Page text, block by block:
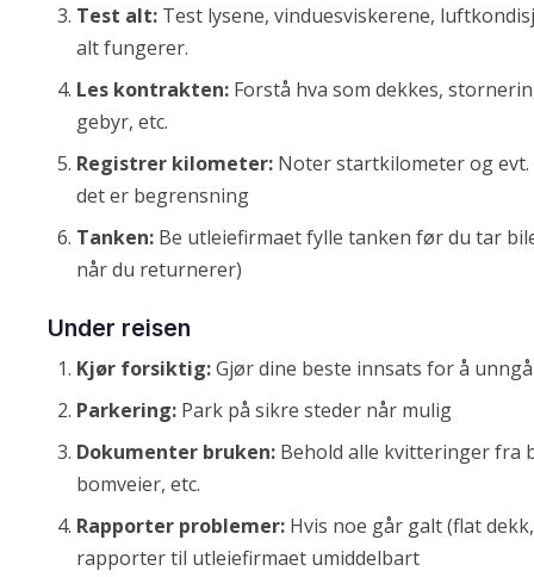
Test alt: Test lysene, vinduesviskerene,
alt fungerer.
Les kontrakten: Forstå hva som dekkes,
gebyr, etc.
Registrer kilometer: Noter startkilometer og
det er begrensning
Tanken: Be utleiefirmaet fylle tanken før du tar
når du returnerer)
Under reisen
Kjør forsiktig:Gjør dine beste innsats for å
Parkering: Park på sikre steder når mulig
Dokumenter bruken: Behold alle kvitteringer fra
bomveier, etc.
Rapporter problemer: Hvis noe går galt (flat
rapporter til utleiefirmaet umiddelbart